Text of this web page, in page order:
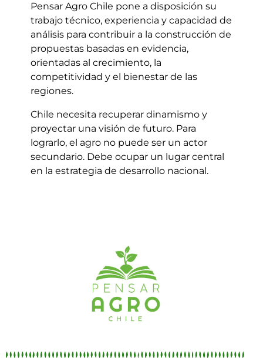
Pensar Agro Chile pone a disposición su
trabajo técnico, experiencia y capacidad de
análisis para contribuir a la construcción de
propuestas basadas en evidencia,
orientadas al crecimiento, la
competitividad y el bienestar de las
regiones.
Chile necesita recuperar dinamismo y
proyectar una visión de futuro. Para
lograrlo, el agro no puede ser un actor
secundario. Debe ocupar un lugar central
en la estrategia de desarrollo nacional.